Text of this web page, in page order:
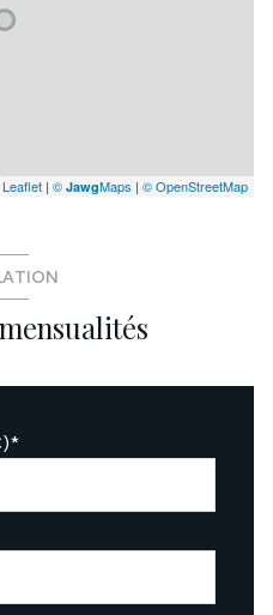
Leaflet | © JawgMaps | © OpenStreetMap